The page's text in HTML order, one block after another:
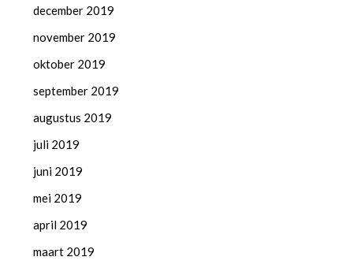
december 2019
november 2019
oktober 2019
september 2019
augustus 2019
juli 2019
juni 2019
mei 2019
april 2019
maart 2019